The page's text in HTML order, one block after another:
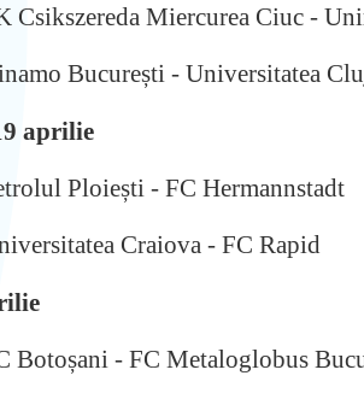
Csikszereda Miercurea Ciuc -
București - Universitatea
aprilie
Ploiești - FC Hermannstadt
Craiova - FC Rapid
Botoșani - FC Metaloglobus